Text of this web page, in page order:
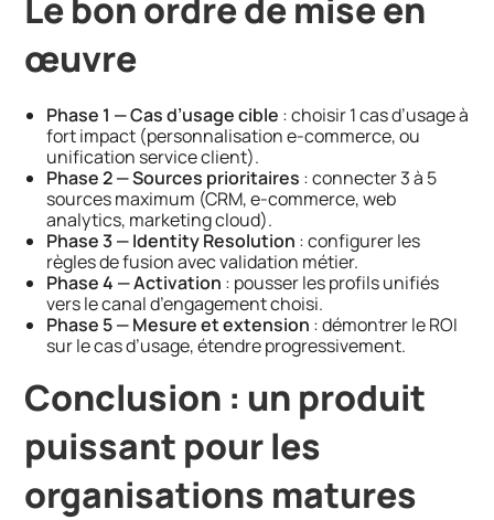
œuvre
Phase 1 — Cas d’usage cible : choisir 1 cas d’usage à
fort impact (personnalisation e-commerce, ou
unification service client).
Phase 2 — Sources prioritaires : connecter 3 à 5
sources maximum (CRM, e-commerce, web
analytics, marketing cloud).
Phase 3 — Identity Resolution : configurer les
règles de fusion avec validation métier.
Phase 4 — Activation : pousser les profils unifiés
vers le canal d’engagement choisi.
Phase 5 — Mesure et extension : démontrer le ROI
sur le cas d’usage, étendre progressivement.
Conclusion : un produit
puissant pour les
organisations matures